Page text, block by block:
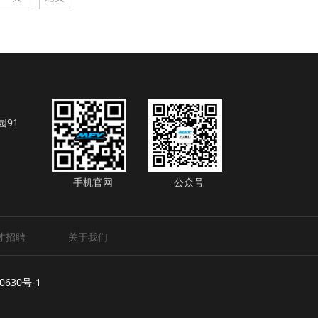
91
手机官网 公众号
招聘 关于我们
号-1